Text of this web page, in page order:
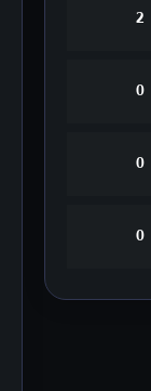
2
0
0
0